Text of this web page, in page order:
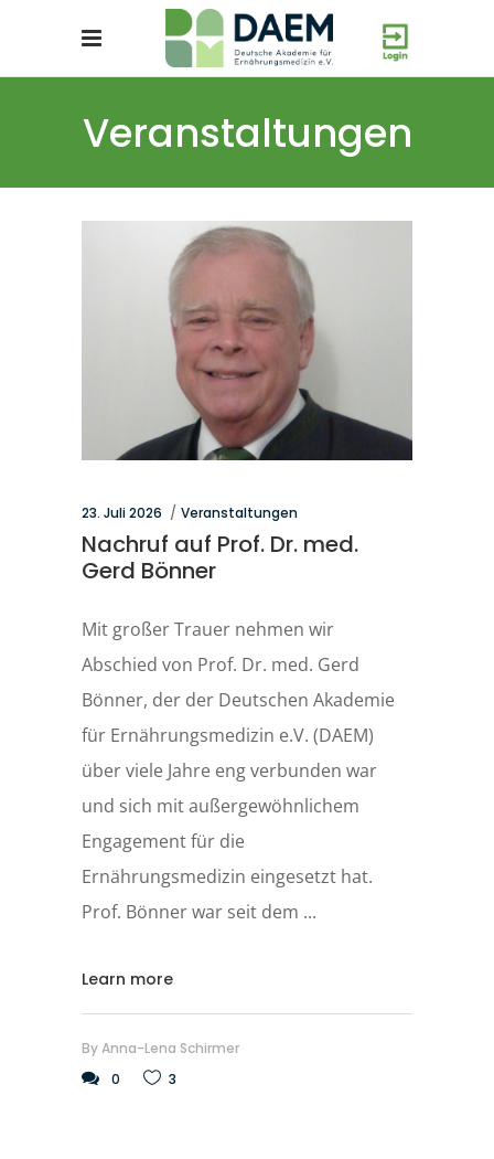
Veranstaltungen
23. Juli 2026 Veranstaltungen
Nachruf auf Prof. Dr. med.
Gerd Bönner
Mit großer Trauer nehmen wir
Abschied von Prof. Dr. med. Gerd
Bönner, der der Deutschen Akademie
für Ernährungsmedizin e.V. (DAEM)
über viele Jahre eng verbunden war
und sich mit außergewöhnlichem
Engagement für die
Ernährungsmedizin eingesetzt hat.
Prof. Bönner war seit dem
Learn more
ByAnna-Lena Schirmer
0
3